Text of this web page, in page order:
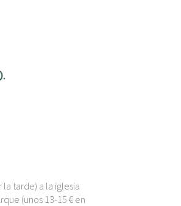
tarde) a la iglesia
(unos 13-15 € en